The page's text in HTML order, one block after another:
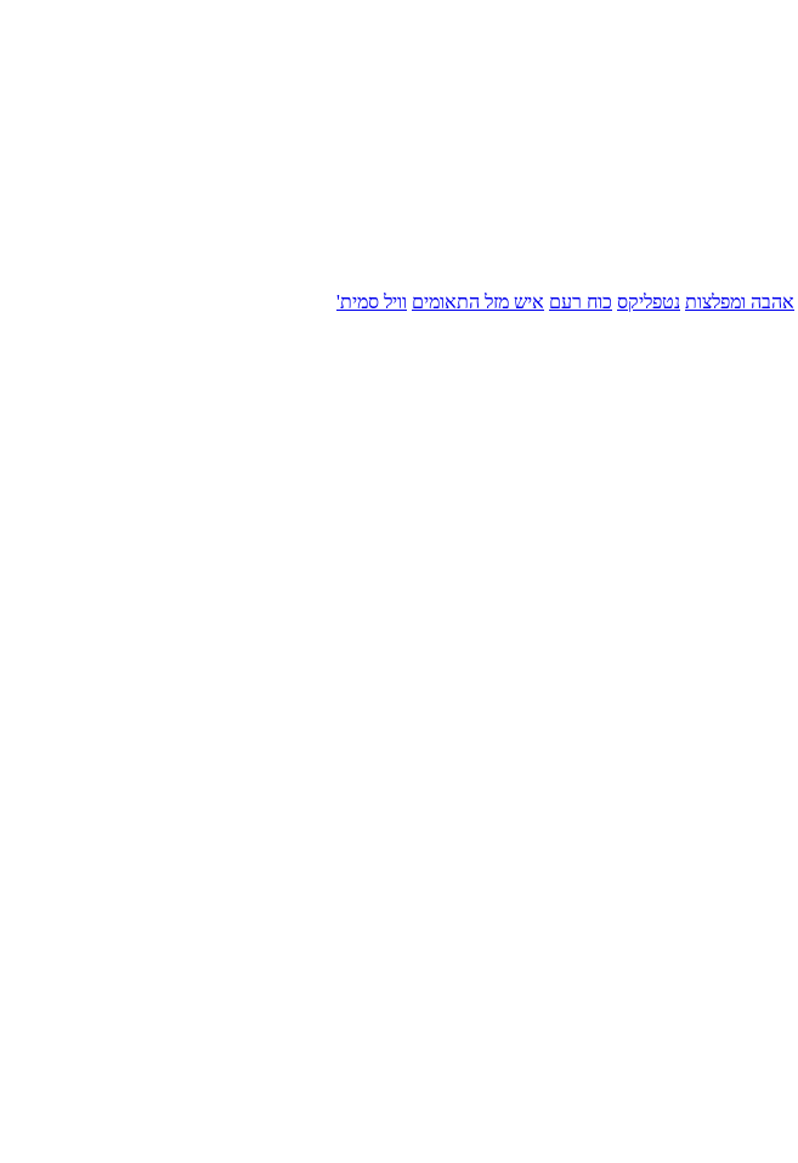
אהבה ומפלצות נטפליקס כוח רעם איש מזל התאומים וויל סמית'